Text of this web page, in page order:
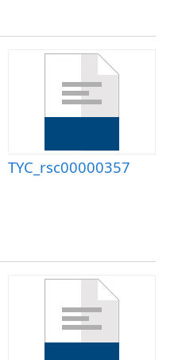
TYC_rsc00000357